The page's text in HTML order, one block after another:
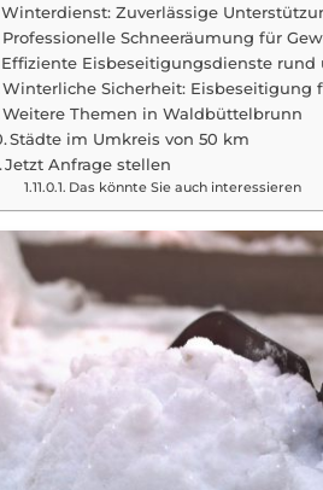
Winterdienst: Zuverlässige
Professionelle Schneeräumung für
Effiziente Eisbeseitigungsdienste
Winterliche Sicherheit:
Weitere Themen in Waldbüttelbrunn
Städte im Umkreis von 50 km
Jetzt Anfrage stellen
Das könnte Sie auch interessieren